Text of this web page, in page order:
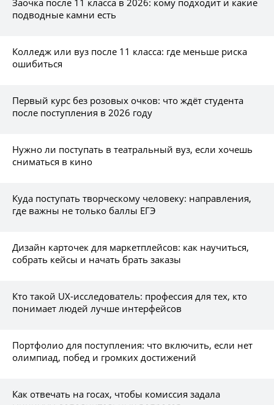
подводные камни есть
Колледж или вуз после 11 класса: где меньше риска
ошибиться
Первый курс без розовых очков: что ждёт студента
после поступления в 2026 году
Нужно ли поступать в театральный вуз, если хочешь
сниматься в кино
Куда поступать творческому человеку: направления,
где важны не только баллы ЕГЭ
Дизайн карточек для маркетплейсов: как научиться,
собрать кейсы и начать брать заказы
Кто такой UX-исследователь: профессия для тех, кто
понимает людей лучше интерфейсов
Портфолио для поступления: что включить, если нет
олимпиад, побед и громких достижений
Как отвечать на госах, чтобы комиссия задала